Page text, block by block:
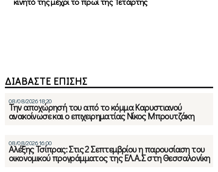
ΔΙΑΒΑΣΤΕ ΕΠΙΣΗΣ
08/08/2026 18:20
Την αποχώρησή του από το κόμμα Καρυστιανού
ανακοίνωσε και ο επιχειρηματίας Νίκος Μπρουτζάκη
08/08/2026 16:00
Αλέξης Τσίπρας: Στις 2 Σεπτεμβρίου η παρουσίαση του
οικονομικού προγράμματος της ΕΛ.Α.Σ στη Θεσσαλονίκη